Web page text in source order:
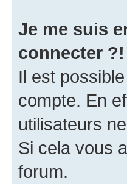
Je me suis
connecter ?!
Il est
compte. En
utilisateurs
Si cela vous
forum.